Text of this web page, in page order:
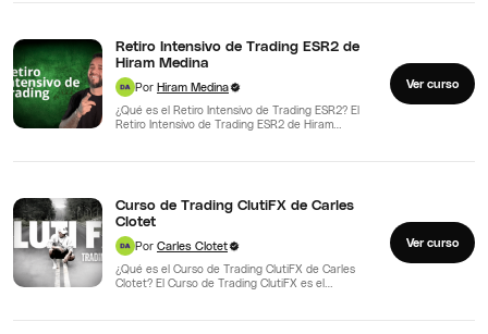
Retiro Intensivo de Trading ESR2 de
Hiram Medina
Por Hiram Medina
¿Qué es el Retiro Intensivo de Trading ESR2? El
Retiro Intensivo de Trading ESR2 de Hiram
Ver curso
Curso de Trading ClutiFX de Carles
Clotet
Por Carles Clotet
¿Qué es el Curso de Trading ClutiFX de Carles
Clotet? El Curso de Trading ClutiFX es el…
Ver curso